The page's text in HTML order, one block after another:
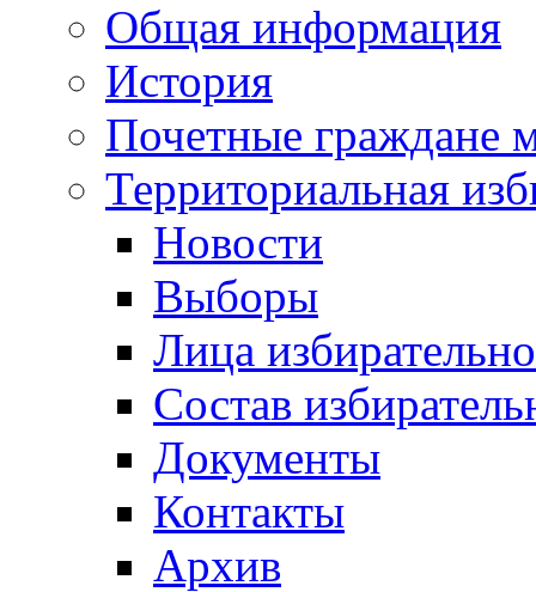
Общая информация
История
Почетные граждане
Территориальная
Новости
Выборы
Лица
Состав
Документы
Контакты
Архив